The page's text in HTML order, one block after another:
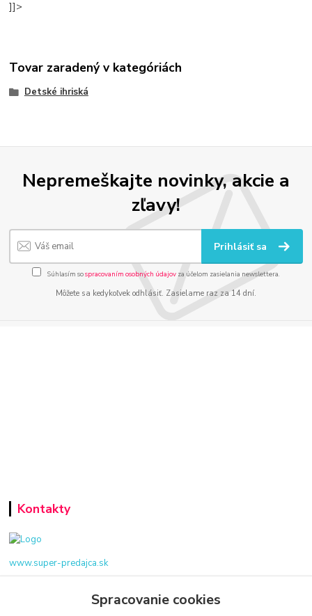
]]>
Tovar zaradený v kategóriách
Detské ihriská
Nepremeškajte novinky, akcie a
zľavy!
Prihlásiť sa
Súhlasím sospracovaním osobných údajov za účelom zasielania newslettera.
Môžete sa kedykoľvek odhlásiť. Zasielame raz za 14 dní.
Kontakty
www.super-predajca.sk
Spracovanie cookies